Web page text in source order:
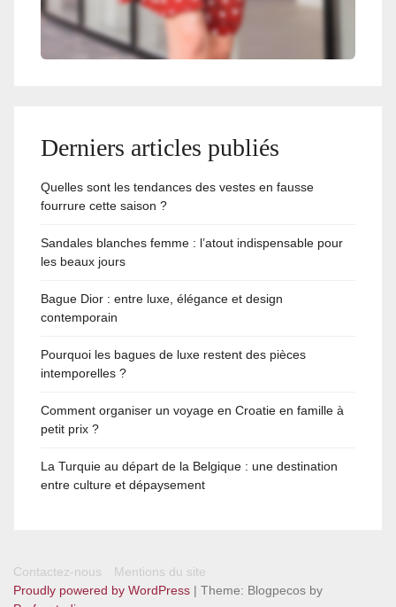
Derniers articles publiés
Quelles sont les tendances des vestes en fausse
fourrure cette saison ?
Sandales blanches femme : l’atout indispensable pour
les beaux jours
Bague Dior : entre luxe, élégance et design
contemporain
Pourquoi les bagues de luxe restent des pièces
intemporelles ?
Comment organiser un voyage en Croatie en famille à
petit prix ?
La Turquie au départ de la Belgique : une destination
entre culture et dépaysement
Contactez-nous
Mentions du site
Proudly powered by WordPress | Theme: Blogpecos by